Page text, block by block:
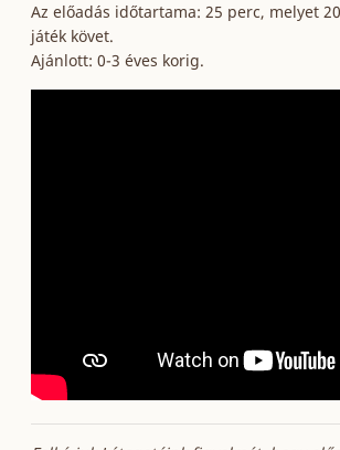
Az előadás időtartama: 25 perc, melyet
játék követ.
Ajánlott: 0-3 éves korig.